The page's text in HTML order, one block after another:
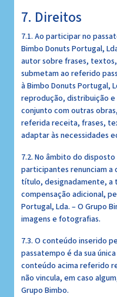
7. Direitos
7.1. Ao participar no
Bimbo Donuts Portugal,
autor sobre frases,
submetam ao referido
à Bimbo Donuts Portugal,
reprodução, distribuição e
conjunto com outras
referida receita, frases,
adaptar às necessidades
7.2. No âmbito do
participantes renunciam a
título, designadamente, a
compensação adicional,
Portugal, Lda. – O Grupo
imagens e fotografias.
7.3. O conteúdo inserido
passatempo é da sua
conteúdo acima referido
não vincula, em caso
Grupo Bimbo.